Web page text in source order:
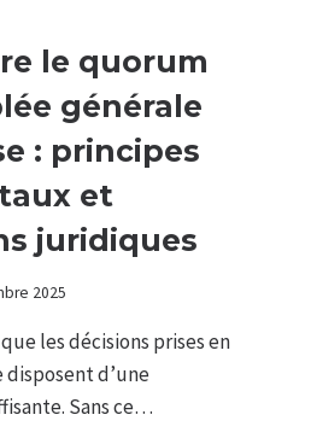
le quorum
générale
: principes
et
juridiques
2025
les décisions prises en
disposent d’une
Sans ce…